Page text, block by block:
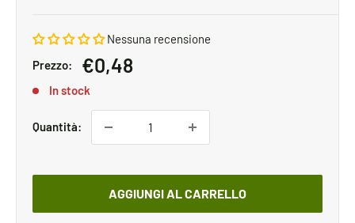
Nessuna recensione
Prezzo:
Prezzo
scontato
€0,48
In stock
Quantità:
AGGIUNGI AL CARRELLO